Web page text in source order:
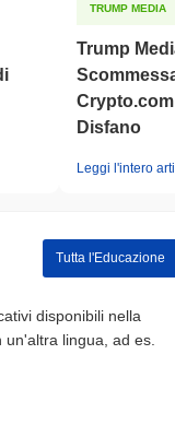
TRUMP MEDIA
Trump
Disfano
Leggi l'intero
Tutta l'Educazione
disponibili nella
lingua, ad es.